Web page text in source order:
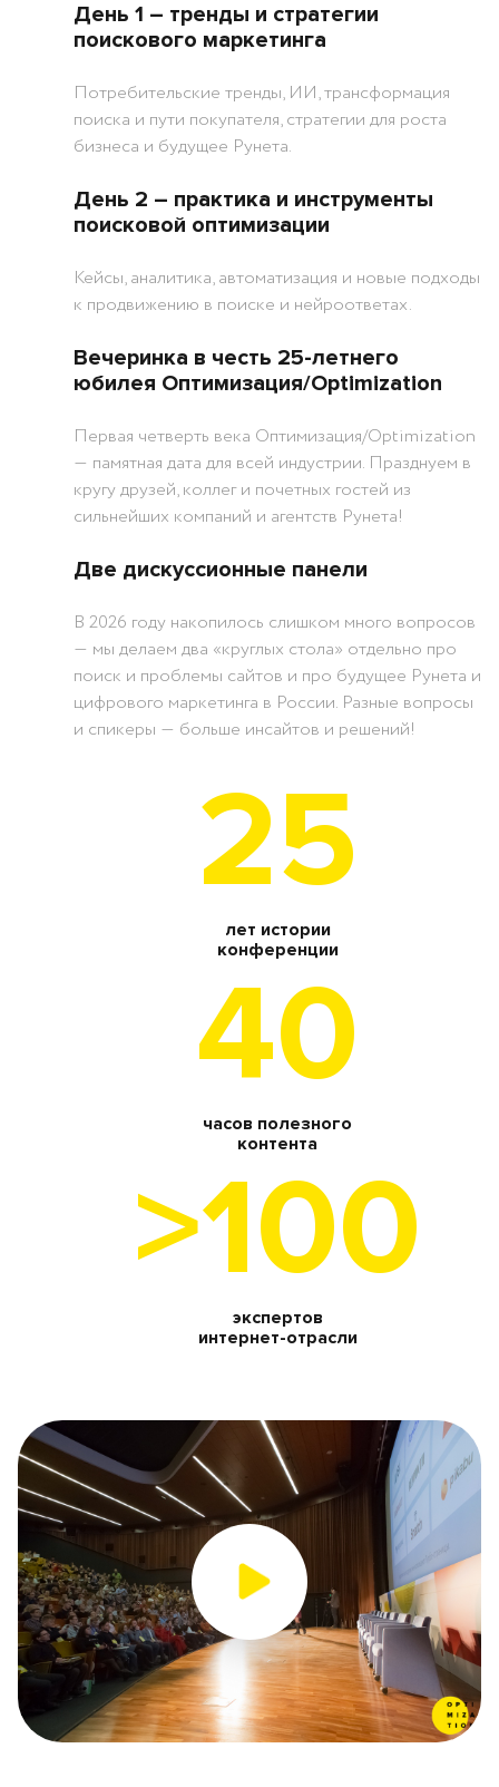
День 1 ― тренды и стратегии
поискового маркетинга
Потребительские тренды, ИИ, трансформация
поиска и пути покупателя, стратегии для роста
бизнеса и будущее Рунета.
День 2 ― практика и инструменты
поисковой оптимизации
Кейсы, аналитика, автоматизация и новые подходы
к продвижению в поиске и нейроответах.
Вечеринка в честь 25-летнего
юбилея Оптимизация/Optimization
Первая четверть века Оптимизация/Optimization
― памятная дата для всей индустрии. Празднуем в
кругу друзей, коллег и почетных гостей из
сильнейших компаний и агентств Рунета!
Две дискуссионные панели
В 2026 году накопилось слишком много вопросов
― мы делаем два «круглых стола» отдельно про
поиск и проблемы сайтов и про будущее Рунета и
цифрового маркетинга в России. Разные вопросы
и спикеры ― больше инсайтов и решений!
25
лет истории
конференции
40
часов полезного
контента
>100
экспертов
интернет-отрасли